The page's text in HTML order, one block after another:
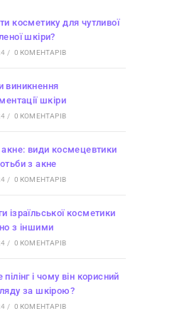
косметику для чутливої
шкіри?
/ 0 КОМЕНТАРІВ
виникнення
шкіри
/ 0 КОМЕНТАРІВ
акне: види космецевтики
з акне
/ 0 КОМЕНТАРІВ
ізраїльської косметики
з іншими
/ 0 КОМЕНТАРІВ
і чому він корисний
за шкірою?
/ 0 КОМЕНТАРІВ